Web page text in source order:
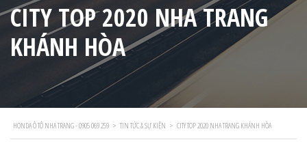
CITY TOP 2020 NHA TRANG
KHÁNH HÒA
HONDA Ô TÔ NHA TRANG - 0905 069 259 > TIN TỨC & SỰ KIỆN > CITY TOP 2020 NHA TRANG KHÁNH HÒA